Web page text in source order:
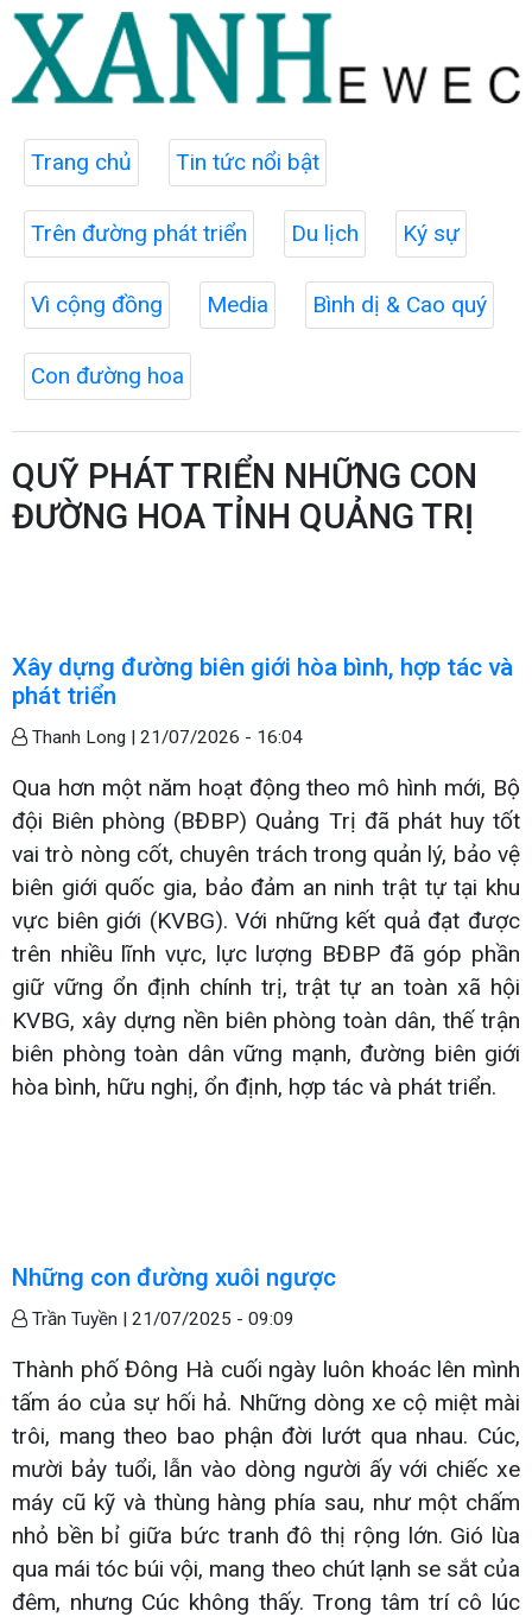
Trang chủ Tin tức nổi bật
Trên đường phát triển Du lịch Ký sự
Vì cộng đồng Media Bình dị & Cao quý
Con đường hoa
QUỸ PHÁT TRIỂN NHỮNG CON
ĐƯỜNG HOA TỈNH QUẢNG TRỊ
Xây dựng đường biên giới hòa bình, hợp tác và
phát triển
Thanh Long | 21/07/2026 - 16:04
Qua hơn một năm hoạt động theo mô hình mới, Bộ
đội Biên phòng (BĐBP) Quảng Trị đã phát huy tốt
vai trò nòng cốt, chuyên trách trong quản lý, bảo vệ
biên giới quốc gia, bảo đảm an ninh trật tự tại khu
vực biên giới (KVBG). Với những kết quả đạt được
trên nhiều lĩnh vực, lực lượng BĐBP đã góp phần
giữ vững ổn định chính trị, trật tự an toàn xã hội
KVBG, xây dựng nền biên phòng toàn dân, thế trận
biên phòng toàn dân vững mạnh, đường biên giới
hòa bình, hữu nghị, ổn định, hợp tác và phát triển.
Những con đường xuôi ngược
Trần Tuyền | 21/07/2025 - 09:09
Thành phố Đông Hà cuối ngày luôn khoác lên mình
tấm áo của sự hối hả. Những dòng xe cộ miệt mài
trôi, mang theo bao phận đời lướt qua nhau. Cúc,
mười bảy tuổi, lẫn vào dòng người ấy với chiếc xe
máy cũ kỹ và thùng hàng phía sau, như một chấm
nhỏ bền bỉ giữa bức tranh đô thị rộng lớn. Gió lùa
qua mái tóc búi vội, mang theo chút lạnh se sắt của
đêm, nhưng Cúc không thấy. Trong tâm trí cô lúc